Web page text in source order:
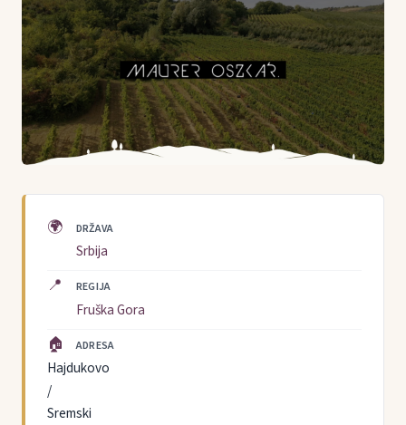
🌍 DRŽAVA
Srbija
📍 REGIJA
Fruška Gora
🏠 ADRESA
Hajdukovo
/
Sremski